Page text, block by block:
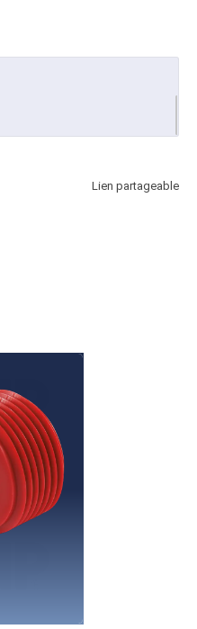
Lien partageable